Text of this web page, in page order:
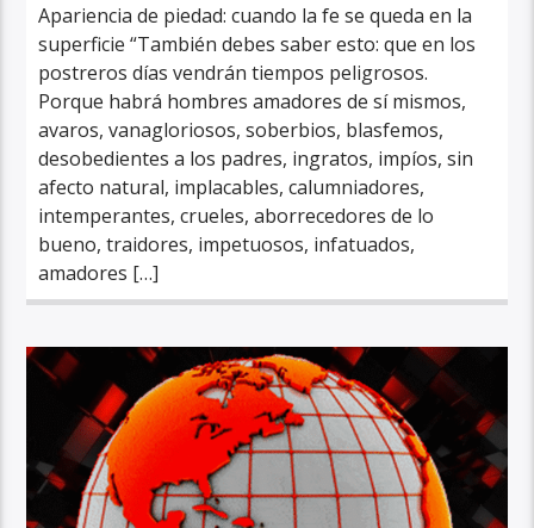
Apariencia de piedad: cuando la fe se queda en la
superficie “También debes saber esto: que en los
postreros días vendrán tiempos peligrosos.
Porque habrá hombres amadores de sí mismos,
avaros, vanagloriosos, soberbios, blasfemos,
desobedientes a los padres, ingratos, impíos, sin
afecto natural, implacables, calumniadores,
intemperantes, crueles, aborrecedores de lo
bueno, traidores, impetuosos, infatuados,
amadores […]